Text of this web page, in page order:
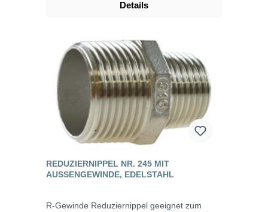
Details
REDUZIERNIPPEL NR. 245 MIT
AUSSENGEWINDE, EDELSTAHL
R-Gewinde Reduziernippel geeignet zum